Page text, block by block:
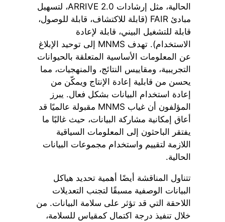
الحالية، مثل إرشادات ARRIVE 2.0، لتسهيل
مبادئ FAIR (قابلة للاكتشاف، قابلة للوصول،
قابلة للتشغيل البيني، قابلة لإعادة
الاستخدام). تهدف MNMS إلى توحيد الإبلاغ
عن المعلومات الأساسية المتعلقة بالحيوانات
التجريبية، ومقاييس النتائج، والمنهجيات، مما
يحسن من قابلية إعادة الإنتاج ويمكّن من
إعادة استخدام البيانات بشكل فعال. يبرز
المؤلفون أن غياب MNMS مقبولة عالميًا قد
أعاق إمكانية مشاركة البيانات، حيث غالبًا ما
يفتقر الباحثون إلى المعلومات السياقية
اللازمة لتقييم واستخدام مجموعات البيانات
الحالية.
تتناول المناقشة أيضًا أهمية تحديد هياكل
البيانات الوصفية مسبقًا لتجنب التعديلات
اللاحقة التي قد تؤثر على سلامة البيانات. من
خلال تنفيذ درجة اكتمال كمقياس للسلامة،